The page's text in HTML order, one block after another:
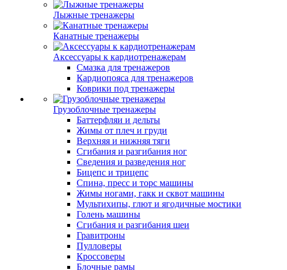
Лыжные тренажеры
Канатные тренажеры
Аксессуары к кардиотренажерам
Смазка для тренажеров
Кардиопояса для тренажеров
Коврики под тренажеры
Грузоблочные тренажеры
Баттерфляи и дельты
Жимы от плеч и груди
Верхняя и нижняя тяги
Сгибания и разгибания ног
Сведения и разведения ног
Бицепс и трицепс
Спина, пресс и торс машины
Жимы ногами, гакк и сквот машины
Мультихипы, глют и ягодичные мостики
Голень машины
Сгибания и разгибания шеи
Гравитроны
Пулловеры
Кроссоверы
Блочные рамы